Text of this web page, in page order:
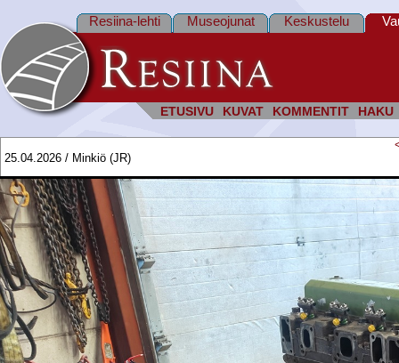
ETUSIVU KUVAT KOMMENTIT HAKU
Resiina-lehti Museojunat Keskustelu
25.04.2026 / Minkiö (JR)